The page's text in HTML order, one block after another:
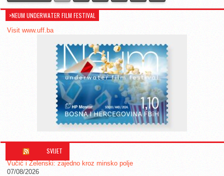
>NEUM UNDERWATER FILM FESTIVAL
Visit www.uff.ba
SVIJET
Vučić i Zelenski: zajedno kroz minsko polje
07/08/2026